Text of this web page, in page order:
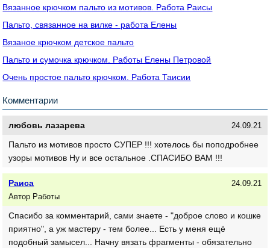
Вязанное крючком пальто из мотивов. Работа Раисы
Пальто, связанное на вилке - работа Елены
Вязаное крючком детское пальто
Пальто и сумочка крючком. Работы Елены Петровой
Очень простое пальто крючком. Работа Таисии
Комментарии
любовь лазарева 24.09.21
Пальто из мотивов просто СУПЕР !!! хотелось бы поподробнее
узоры мотивов Ну и все остальное .СПАСИБО ВАМ !!!
Раиса
Автор Работы
24.09.21
Спасибо за комментарий, сами знаете - "доброе слово и кошке
приятно", а уж мастеру - тем более... Есть у меня ещё
подобный замысел... Начну вязать фрагменты - обязательно